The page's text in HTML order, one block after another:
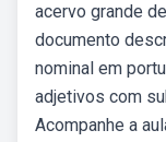
acervo grande
documento
nominal em
adjetivos com
Acompanhe a